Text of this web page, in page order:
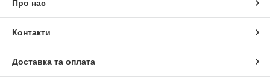
Про нас
Контакти
Доставка та оплата